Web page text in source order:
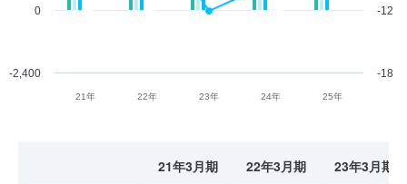
21年 22年 23年 24年 25年
-2,400
0
-18
-12
21年3月期 22年3月期 23年3月期